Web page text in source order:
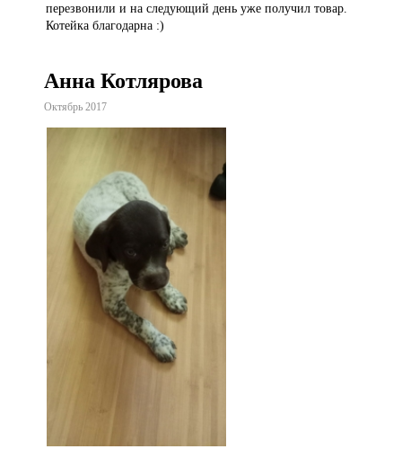
перезвонили и на следующий день уже получил товар.
Котейка благодарна :)
Анна Котлярова
Октябрь 2017